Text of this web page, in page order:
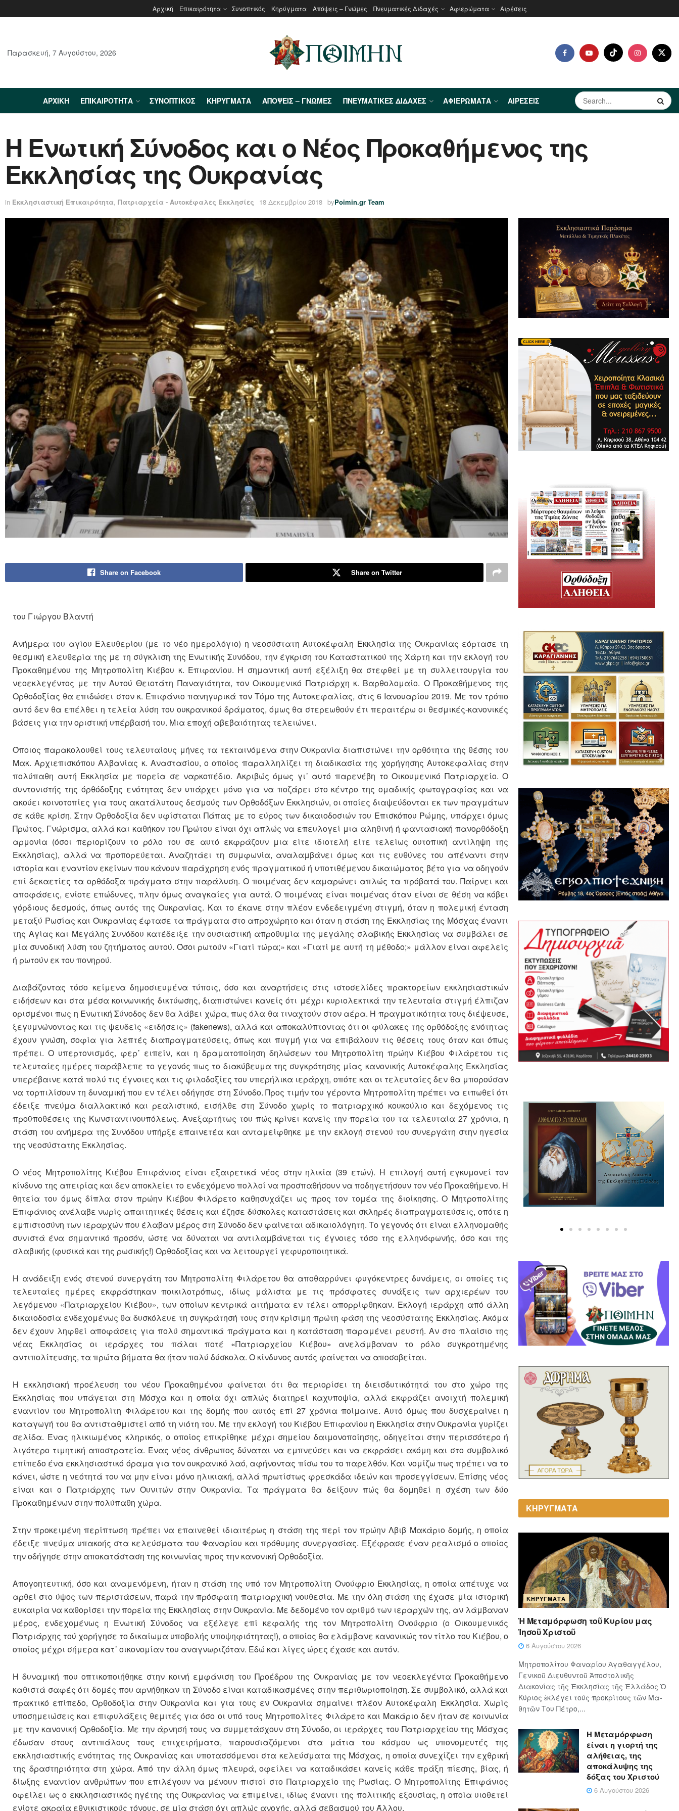
Αρχική Επικαιρότητα Συνοπτικός Κηρύγματα Απόψεις – Γνώμες Πνευματικές Διδαχές Αφιερώματα Αιρέσεις
Παρασκευή, 7 Αυγούστου, 2026
ΑΡΧΙΚΉ ΕΠΙΚΑΙΡΌΤΗΤΑ ΣΥΝΟΠΤΙΚΌΣ ΚΗΡΎΓΜΑΤΑ ΑΠΌΨΕΙΣ – ΓΝΏΜΕΣ ΠΝΕΥΜΑΤΙΚΈΣ ΔΙΔΑΧΈΣ ΑΦΙΕΡΏΜΑΤΑ ΑΙΡΈΣΕΙΣ
Η Ενωτική Σύνοδος και ο Νέος Προκαθήμενος της
Εκκλησίας της Ουκρανίας
in Εκκλησιαστική Επικαιρότητα, Πατριαρχεία - Αυτοκέφαλες Εκκλησίες 18 Δεκεμβρίου 2018 byPoimin.gr Team
Share on Facebook Share on Twitter
του Γιώργου Βλαντή
Ανήμερα του αγίου Ελευθερίου (με το νέο ημερολόγιο) η νεοσύστατη Αυτοκέφαλη Εκκλησία της Ουκρανίας εόρτασε τη
θεσμική ελευθερία της με τη σύγκλιση της Ενωτικής Συνόδου, την έγκριση του Καταστατικού της Χάρτη και την εκλογή του
Προκαθημένου της Μητροπολίτη Κιέβου κ. Επιφανίου. Η σημαντική αυτή εξέλιξη θα στεφθεί με τη συλλειτουργία του
νεοεκλεγέντος με την Αυτού Θειοτάτη Παναγιότητα, τον Οικουμενικό Πατριάρχη κ. Βαρθολομαίο. Ο Προκαθήμενος της
Ορθοδοξίας θα επιδώσει στον κ. Επιφάνιο πανηγυρικά τον Τόμο της Αυτοκεφαλίας, στις 6 Ιανουαρίου 2019. Με τον τρόπο
αυτό δεν θα επέλθει η τελεία λύση του ουκρανικού δράματος, όμως θα στερεωθούν έτι περαιτέρω οι θεσμικές-κανονικές
βάσεις για την οριστική υπέρβασή του. Μια εποχή αβεβαιότητας τελειώνει.
Όποιος παρακολουθεί τους τελευταίους μήνες τα τεκταινόμενα στην Ουκρανία διαπιστώνει την ορθότητα της θέσης του
Μακ. Αρχιεπισκόπου Αλβανίας κ. Αναστασίου, ο οποίος παραλληλίζει τη διαδικασία της χορήγησης Αυτοκεφαλίας στην
πολύπαθη αυτή Εκκλησία με πορεία σε ναρκοπέδιο. Ακριβώς όμως γι᾽ αυτό παρενέβη το Οικουμενικό Πατριαρχείο. Ο
συντονιστής της όρθόδοξης ενότητας δεν υπάρχει μόνο για να ποζάρει στο κέντρο της ομαδικής φωτογραφίας και να
ακούει κοινοτοπίες για τους ακατάλυτους δεσμούς των Ορθοδόξων Εκκλησιών, οι οποίες διαψεύδονται εκ των πραγμάτων
σε κάθε κρίση. Στην Ορθοδοξία δεν υφίσταται Πάπας με το εύρος των δικαιοδοσιών του Επισκόπου Ρώμης, υπάρχει όμως
Πρώτος. Γνώρισμα, αλλά και καθήκον του Πρώτου είναι όχι απλώς να επευλογεί μια αληθινή ή φαντασιακή πανορθόδοξη
αρμονία (όσοι περιορίζουν το ρόλο του σε αυτό εκφράζουν μια είτε ιδιοτελή είτε τελείως ουτοπική αντίληψη της
Εκκλησίας), αλλά να προπορεύεται. Αναζητάει τη συμφωνία, αναλαμβάνει όμως και τις ευθύνες του απέναντι στην
ιστορία και εναντίον εκείνων που κάνουν παράχρηση ενός πραγματικού ή υποτιθέμενου δικαιώματος βέτο για να οδηγούν
επί δεκαετίες τα ορθόδοξα πράγματα στην παράλυση. Ο ποιμένας δεν καμαρώνει απλώς τα πρόβατά του. Παίρνει και
αποφάσεις, ενίοτε επώδυνες, πλην όμως αναγκαίες για αυτά. Ο ποιμένας είναι ποιμένας όταν είναι σε θέση να κόβει
γόρδιους δεσμούς, όπως αυτός της Ουκρανίας. Και το έκανε στην πλέον ενδεδειγμένη στιγμή, όταν η πολεμική ένταση
μεταξύ Ρωσίας και Ουκρανίας έφτασε τα πράγματα στο απροχώρητο και όταν η στάση της Εκκλησίας της Μόσχας έναντι
της Αγίας και Μεγάλης Συνόδου κατέδειξε την ουσιαστική απροθυμία της μεγάλης σλαβικής Εκκλησίας να συμβάλει σε
μία συνοδική λύση του ζητήματος αυτού. Όσοι ρωτούν «Γιατί τώρα;» και «Γιατί με αυτή τη μέθοδο;» μάλλον είναι αφελείς
ή ρωτούν εκ του πονηρού.
Διαβάζοντας τόσο κείμενα δημοσιευμένα τύποις, όσο και αναρτήσεις στις ιστοσελίδες πρακτορείων εκκλησιαστικών
ειδήσεων και στα μέσα κοινωνικής δικτύωσης, διαπιστώνει κανείς ότι μέχρι κυριολεκτικά την τελευταία στιγμή έλπιζαν
ορισμένοι πως η Ενωτική Σύνοδος δεν θα λάβει χώρα, πως όλα θα τιναχτούν στον αέρα. Η πραγματικότητα τους διέψευσε,
ξεγυμνώνοντας και τις ψευδείς «ειδήσεις» (fakenews), αλλά και αποκαλύπτοντας ότι οι φύλακες της ορθόδοξης ενότητας
έχουν γνώση, σοφία για λεπτές διαπραγματεύσεις, όπως και πυγμή για να επιβάλουν τις θέσεις τους όταν και όπως
πρέπει. Ο υπερτονισμός, φερ᾽ ειπείν, και η δραματοποίηση δηλώσεων του Μητροπολίτη πρώην Κιέβου Φιλάρετου τις
τελευταίες ημέρες παράβλεπε το γεγονός πως το διακύβευμα της συγκρότησης μίας κανονικής Αυτοκέφαλης Εκκλησίας
υπερέβαινε κατά πολύ τις έγνοιες και τις φιλοδοξίες του υπερήλικα ιεράρχη, οπότε και οι τελευταίες δεν θα μπορούσαν
να τορπιλίσουν τη δυναμική που εν τέλει οδήγησε στη Σύνοδο. Προς τιμήν του γέροντα Μητροπολίτη πρέπει να ειπωθεί ότι
έδειξε πνεύμα διαλλακτικό και ρεαλιστικό, εισήλθε στη Σύνοδο χωρίς το πατριαρχικό κουκούλιο και δεχόμενος τις
προϋποθέσεις της Κωνσταντινουπόλεως. Ανεξαρτήτως του πώς κρίνει κανείς την πορεία του τα τελευταία 27 χρόνια, η
στάση του ανήμερα της Συνόδου υπήρξε επαινετέα και ανταμείφθηκε με την εκλογή στενού του συνεργάτη στην ηγεσία
της νεοσύστατης Εκκλησίας.
Ο νέος Μητροπολίτης Κιέβου Επιφάνιος είναι εξαιρετικά νέος στην ηλικία (39 ετών). Η επιλογή αυτή εγκυμονεί τον
κίνδυνο της απειρίας και δεν αποκλείει το ενδεχόμενο πολλοί να προσπαθήσουν να ποδηγετήσουν τον νέο Προκαθήμενο. Η
θητεία του όμως δίπλα στον πρώην Κιέβου Φιλάρετο καθησυχάζει ως προς τον τομέα της διοίκησης. Ο Μητροπολίτης
Επιφάνιος ανέλαβε νωρίς απαιτητικές θέσεις και έζησε δύσκολες καταστάσεις και σκληρές διαπραγματεύσεις, οπότε η
εμπιστοσύνη των ιεραρχών που έλαβαν μέρος στη Σύνοδο δεν φαίνεται αδικαιολόγητη. Το γεγονός ότι είναι ελληνομαθής
συνιστά ένα σημαντικό προσόν, ώστε να δύναται να αντιλαμβάνεται τις έγνοιες τόσο της ελληνόφωνής, όσο και της
σλαβικής (φυσικά και της ρωσικής!) Ορθοδοξίας και να λειτουργεί γεφυροποιητικά.
Η ανάδειξη ενός στενού συνεργάτη του Μητροπολίτη Φιλάρετου θα αποθαρρύνει φυγόκεντρες δυνάμεις, οι οποίες τις
τελευταίες ημέρες εκφράστηκαν ποικιλοτρόπως, ιδίως μάλιστα με τις πρόσφατες συνάξεις των αρχιερέων του
λεγόμενου «Πατριαρχείου Κιέβου», των οποίων κεντρικά αιτήματα εν τέλει απορρίφθηκαν. Εκλογή ιεράρχη από άλλη
δικαιοδοσία ενδεχομένως θα δυσκόλευε τη συγκράτησή τους στην κρίσιμη πρώτη φάση της νεοσύστατης Εκκλησίας. Ακόμα
δεν έχουν ληφθεί αποφάσεις για πολύ σημαντικά πράγματα και η κατάσταση παραμένει ρευστή. Αν στο πλαίσιο της
νέας Εκκλησίας οι ιεράρχες του πάλαι ποτέ «Πατριαρχείου Κιέβου» ανελάμβαναν το ρόλο συγκροτημένης
αντιπολίτευσης, τα πρώτα βήματα θα ήταν πολύ δύσκολα. Ο κίνδυνος αυτός φαίνεται να αποσοβείται.
Η εκκλησιακή προέλευση του νέου Προκαθημένου φαίνεται ότι θα περιορίσει τη διεισδυτικότητά του στο χώρο της
Εκκλησίας που υπάγεται στη Μόσχα και η οποία όχι απλώς διατηρεί καχυποψία, αλλά εκφράζει ανοιχτή πολεμική
εναντίον του Μητροπολίτη Φιλάρετου και της δομής που αυτός επί 27 χρόνια ποίμαινε. Αυτό όμως που δυσχεραίνει η
καταγωγή του θα αντισταθμιστεί από τη νιότη του. Με την εκλογή του Κιέβου Επιφανίου η Εκκλησία στην Ουκρανία γυρίζει
σελίδα. Ένας ηλικιωμένος κληρικός, ο οποίος επικρίθηκε μέχρι σημείου δαιμονοποίησης, οδηγείται στην περισσότερο ή
λιγότερο τιμητική αποστρατεία. Ένας νέος άνθρωπος δύναται να εμπνεύσει και να εκφράσει ακόμη και στο συμβολικό
επίπεδο ένα εκκλησιαστικό όραμα για τον ουκρανικό λαό, αφήνοντας πίσω του το παρελθόν. Και νομίζω πως πρέπει να το
κάνει, ώστε η νεότητά του να μην είναι μόνο ηλικιακή, αλλά πρωτίστως φρεσκάδα ιδεών και προσεγγίσεων. Επίσης νέος
είναι και ο Πατριάρχης των Ουνιτών στην Ουκρανία. Τα πράγματα θα δείξουν πώς θα δομηθεί η σχέση των δύο
Προκαθημένων στην πολύπαθη χώρα.
Στην προκειμένη περίπτωση πρέπει να επαινεθεί ιδιαιτέρως η στάση της περί τον πρώην Λβιβ Μακάριο δομής, η οποία
έδειξε πνεύμα υπακοής στα κελεύσματα του Φαναρίου και πρόθυμης συνεργασίας. Εξέφρασε έναν ρεαλισμό ο οποίος
την οδήγησε στην αποκατάσταση της κοινωνίας προς την κανονική Ορθοδοξία.
Απογοητευτική, όσο και αναμενόμενη, ήταν η στάση της υπό τον Μητροπολίτη Ονούφριο Εκκλησίας, η οποία απέτυχε να
αρθεί στο ύψος των περιστάσεων, παρά την πρόσφατη πατριαρχική νουθεσία. Με την όλη στάση της έχασε μία ιστορική
ευκαιρία να καθορίσει την πορεία της Εκκλησίας στην Ουκρανία. Με δεδομένο τον αριθμό των ιεραρχών της, αν λάμβαναν
μέρος, ενδεχομένως η Ενωτική Σύνοδος να εξέλεγε επί κεφαλής της τον Μητροπολίτη Ονούφριο (ο Οικουμενικός
Πατριάρχης τού χορήγησε το δικαίωμα υποβολής υποψηφιότητας!), ο οποίος θα ελάμβανε κανονικώς τον τίτλο του Κιέβου, ο
οποίος μέχρι σήμερα κατ᾽ οικονομίαν του αναγνωριζόταν. Εδώ και λίγες ώρες έχασε και αυτόν.
Η δυναμική που οπτικοποιήθηκε στην κοινή εμφάνιση του Προέδρου της Ουκρανίας με τον νεοεκλεγέντα Προκαθήμενο
καθιστά σαφές ότι δομές που αρνήθηκαν τη Σύνοδο είναι καταδικασμένες στην περιθωριοποίηση. Σε συμβολικό, αλλά και
πρακτικό επίπεδο, Ορθοδοξία στην Ουκρανία και για τους εν Ουκρανία σημαίνει πλέον Αυτοκέφαλη Εκκλησία. Χωρίς
υποσημειώσεις και επιφυλάξεις θεμιτές για όσο οι υπό τους Μητροπολίτες Φιλάρετο και Μακάριο δεν ήταν σε κοινωνία
με την κανονική Ορθοδοξία. Με την άρνησή τους να συμμετάσχουν στη Σύνοδο, οι ιεράρχες του Πατριαρχείου της Μόσχας
έδωσαν στους αντιπάλους τους επιχειρήματα, παρουσιαζόμενοι στα μάτια του κόσμου ως υπονομευτές της
εκκλησιαστικής ενότητας της Ουκρανίας και υποτασσόμενοι στα κελεύσματα της Μόσχας, η οποία συνεχίζει την εχθρική
της δραστηριότητα στη χώρα. Από την άλλη όμως πλευρά, οφείλει να καταδικάσει κανείς κάθε πράξη πίεσης, βίας, ή
δίωξης εναντίον ανθρώπων που επιλέγουν να μένουν πιστοί στο Πατριαρχείο της Ρωσίας. Ο Μητροπολίτης Επιφάνιος
οφείλει ως ο εκκλησιαστικός ηγέτης της Ουκρανίας να επιμείνει, ιδίως έναντι της πολιτικής εξουσίας, η οποία υιοθετεί
ενίοτε ακραία εθνικιστικούς τόνους, σε μία στάση όχι απλώς ανοχής, αλλά σεβασμού του Άλλου.
ΚΗΡΥΓΜΑΤΑ
ΚΗΡΎΓΜΑΤΑ
Ἡ Μεταμόρφωση τοῦ Κυρίου μας
Ἰησοῦ Χριστοῦ
6 Αυγούστου 2026
Μητροπολίτου Φαναρίου Ἀγαθαγγέλου,
Γενικοῦ Διευθυντοῦ Ἀποστολικῆς
Διακονίας τῆς Ἐκκλησίας τῆς Ἑλλάδος Ὁ
Κύ­ρι­ος ἐκλέγει τούς προ­κρί­τους τῶν Μα­
θη­τῶν Του Πέ­τρο,...
Η Μεταμόρφωση
είναι η γιορτή της
αλήθειας, της
αποκάλυψης της
δόξας του Χριστού
6 Αυγούστου 2026